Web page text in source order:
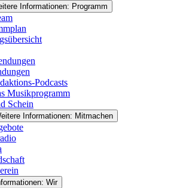
Informationen: Programm
Podcasts
Musikprogramm
Schein
Informationen: Mitmachen
Wir